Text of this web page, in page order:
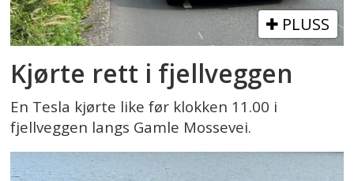
PLUSS
Kjørte rett i fjellveggen
En Tesla kjørte like før klokken 11.00 i
fjellveggen langs Gamle Mossevei.